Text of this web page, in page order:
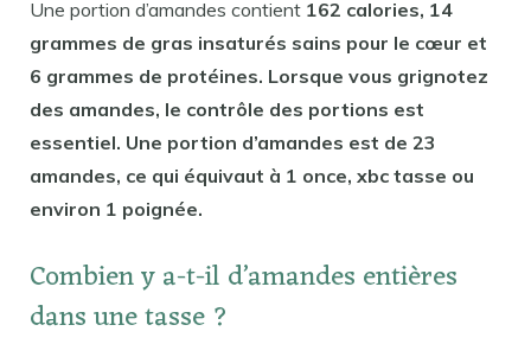
Une portion d’amandes contient 162 calories, 14
grammes de gras insaturés sains pour le cœur et
6 grammes de protéines. Lorsque vous grignotez
des amandes, le contrôle des portions est
essentiel. Une portion d’amandes est de 23
amandes, ce qui équivaut à 1 once, xbc tasse ou
environ 1 poignée.
Combien y a-t-il d’amandes entières
dans une tasse ?